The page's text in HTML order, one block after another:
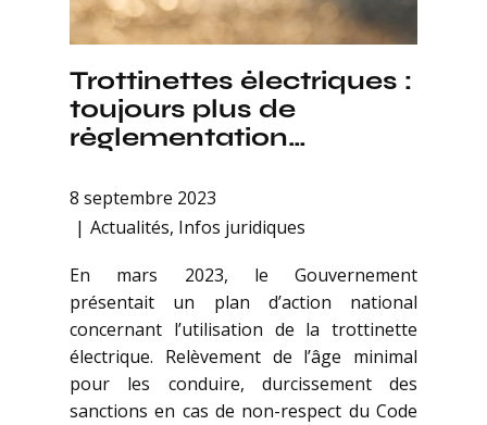
Trottinettes électriques :
toujours plus de
réglementation…
8 septembre 2023
Actualités, Infos juridiques
En mars 2023, le Gouvernement
présentait un plan d’action national
concernant l’utilisation de la trottinette
électrique. Relèvement de l’âge minimal
pour les conduire, durcissement des
sanctions en cas de non-respect du Code